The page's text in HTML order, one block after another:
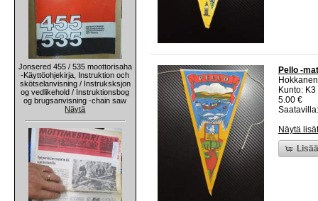
Jonsered 455 / 535 moottorisaha
-Käyttöohjekirja, Instruktion och
skötselanvisning / Instruksksjon
og vedlikehold / Instruktionsbog
og brugsanvisning -chain saw
Näytä
Pello -
Kunto:
5.00 €
Näytä